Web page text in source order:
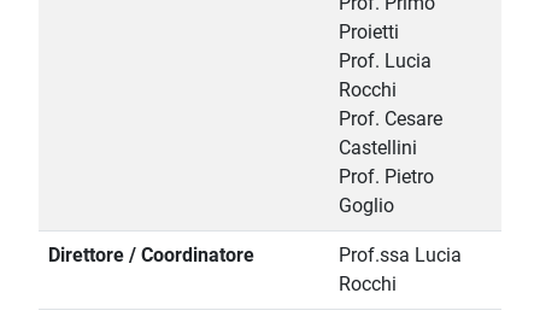
Proietti
Prof. Lucia
Rocchi
Prof. Cesare
Castellini
Prof. Pietro
Goglio
Direttore / Coordinatore
Prof.ssa Lucia
Rocchi